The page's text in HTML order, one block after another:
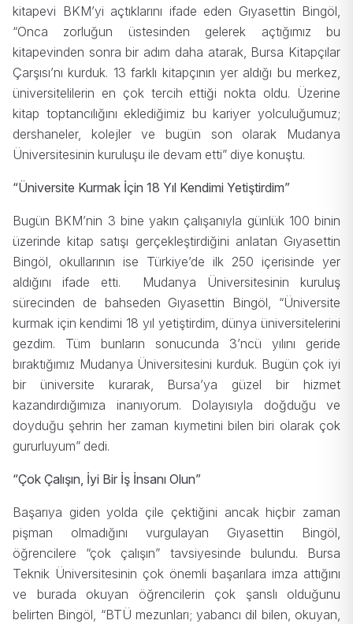
kitapevi BKM’yi açtıklarını ifade eden Gıyasettin Bingöl,
“Onca zorluğun üstesinden gelerek açtığımız bu
kitapevinden sonra bir adım daha atarak, Bursa Kitapçılar
Çarşısı’nı kurduk. 13 farklı kitapçının yer aldığı bu merkez,
üniversitelilerin en çok tercih ettiği nokta oldu. Üzerine
kitap toptancılığını eklediğimiz bu kariyer yolculuğumuz;
dershaneler, kolejler ve bugün son olarak Mudanya
Üniversitesinin kuruluşu ile devam etti” diye konuştu.
“Üniversite Kurmak İçin 18 Yıl Kendimi Yetiştirdim”
Bugün BKM’nin 3 bine yakın çalışanıyla günlük 100 binin
üzerinde kitap satışı gerçekleştirdiğini anlatan Gıyasettin
Bingöl, okullarının ise Türkiye’de ilk 250 içerisinde yer
aldığını ifade etti. Mudanya Üniversitesinin kuruluş
sürecinden de bahseden Gıyasettin Bingöl, “Üniversite
kurmak için kendimi 18 yıl yetiştirdim, dünya üniversitelerini
gezdim. Tüm bunların sonucunda 3’ncü yılını geride
bıraktığımız Mudanya Üniversitesini kurduk. Bugün çok iyi
bir üniversite kurarak, Bursa’ya güzel bir hizmet
kazandırdığımıza inanıyorum. Dolayısıyla doğduğu ve
doyduğu şehrin her zaman kıymetini bilen biri olarak çok
gururluyum” dedi.
“Çok Çalışın, İyi Bir İş İnsanı Olun”
Başarıya giden yolda çile çektiğini ancak hiçbir zaman
pişman olmadığını vurgulayan Gıyasettin Bingöl,
öğrencilere “çok çalışın” tavsiyesinde bulundu. Bursa
Teknik Üniversitesinin çok önemli başarılara imza attığını
ve burada okuyan öğrencilerin çok şanslı olduğunu
belirten Bingöl, “BTÜ mezunları; yabancı dil bilen, okuyan,